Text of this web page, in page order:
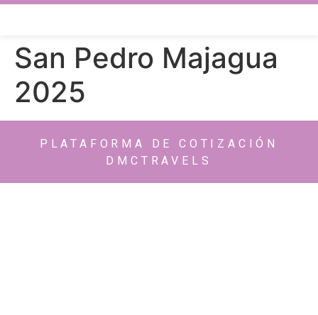
San Pedro Majagua
2025
PLATAFORMA DE COTIZACIÓN
DMCTRAVELS